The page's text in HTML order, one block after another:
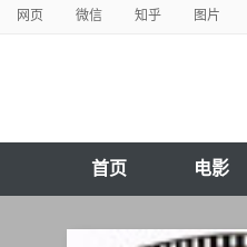
网页 微信 知乎 图片
首页 电影